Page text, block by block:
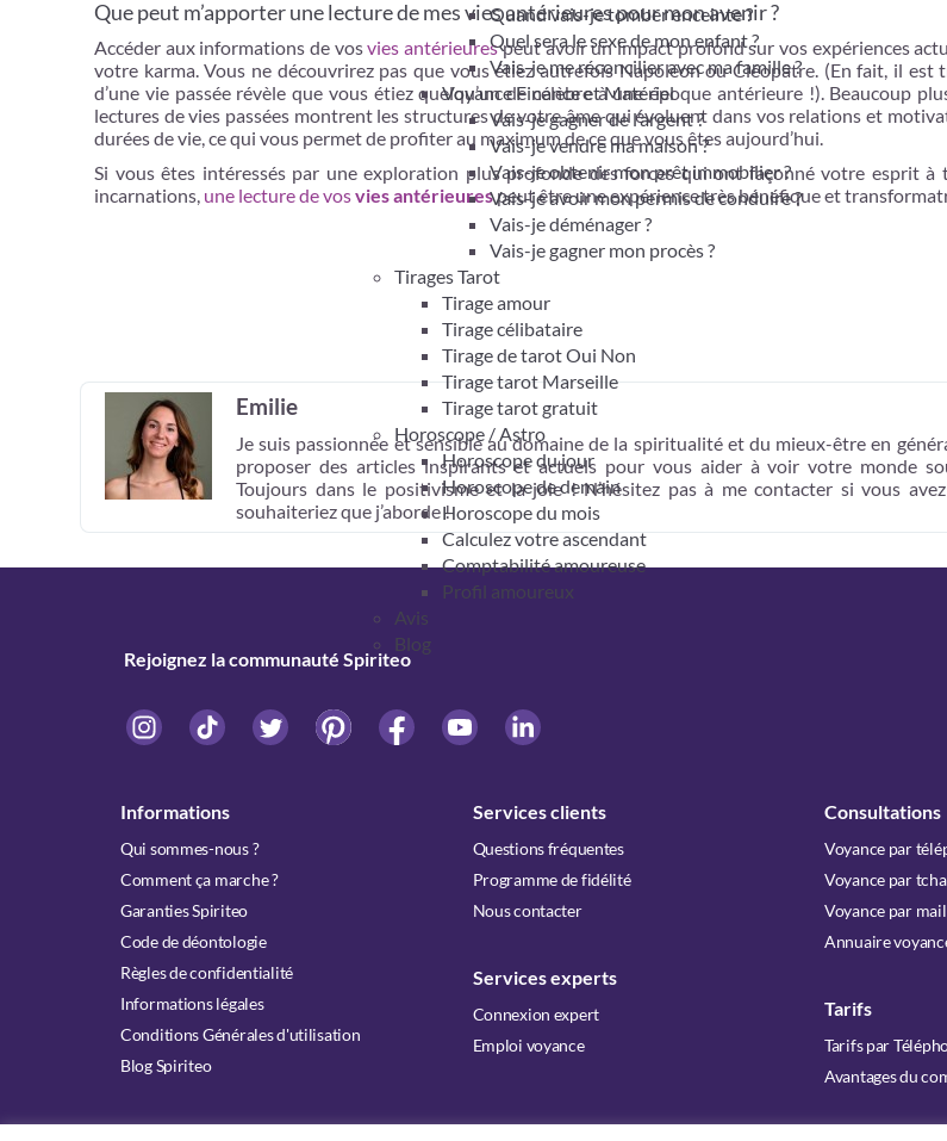
Quand vais-je tomber enceinte ?
Quel sera le sexe de mon enfant ?
Vais-je me réconcilier avec ma famille ?
Voyance Finance et Matériel
Vais-je gagner de l’argent ?
Vais-je vendre ma maison ?
Vais-je obtenir mon prêt immobilier ?
Vais-je avoir mon permis de conduire ?
Vais-je déménager ?
Vais-je gagner mon procès ?
Tirages Tarot
Tirage amour
Tirage célibataire
Tirage de tarot Oui Non
Tirage tarot Marseille
Tirage tarot gratuit
Horoscope / Astro
Horoscope du jour
Horoscope de demain
Horoscope du mois
Calculez votre ascendant
Comptabilité amoureuse
Profil amoureux
Avis
Blog
Que peut m’apporter une lecture de mes vies antérieures pour mon avenir ?
Accéder aux informations de vosvies antérieurespeut avoir un impact profond sur vos expériences
votre karma. Vous ne découvrirez pas que vous étiez autrefois Napoléon ou Cléopâtre. (En fait, il est
d’une vie passée révèle que vous étiez quelqu’un de célèbre à une époque antérieure !). Beaucoup
lectures de vies passées montrent les structures de votre âme qui évoluent dans vos relations et
durées de vie, ce qui vous permet de profiter au maximum de ce que vous êtes aujourd’hui.
Si vous êtes intéressés par une exploration plus profonde des forces qui ont façonné votre esprit à
incarnations, une lecture de vosvies antérieurespeut être une expérience très bénéfique et
Emilie
Je suis passionnée et sensible au domaine de la spiritualité et du mieux-être en
proposer des articles inspirants et actuels pour vous aider à voir votre monde
Toujours dans le positivisme et la joie ! N’hésitez pas à me contacter si vous
souhaiteriez que j’aborde !
Rejoignez la communauté Spiriteo
Informations
Qui sommes-nous ?
Comment ça marche ?
Garanties Spiriteo
Code de déontologie
Règles de confidentialité
Informations légales
Conditions Générales d'utilisation
Blog Spiriteo
Services clients
Questions fréquentes
Programme de fidélité
Nous contacter
Services experts
Connexion expert
Emploi voyance
Consultations
Voyance par
Voyance par
Voyance par mail
Annuaire
Tarifs
Tarifs par
Avantages du